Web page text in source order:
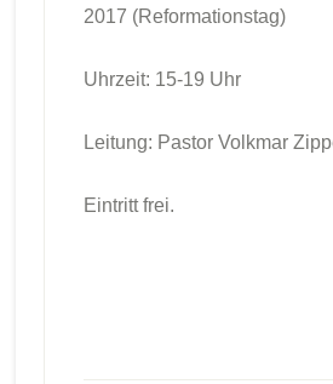
2017 (Reformationstag)
Uhrzeit: 15-19 Uhr
Leitung: Pastor Volkmar
Eintritt frei.